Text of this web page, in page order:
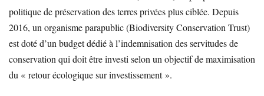
politique de préservation des terres privées plus ciblée. Depuis
2016, un organisme parapublic (Biodiversity Conservation Trust)
est doté d’un budget dédié à l’indemnisation des servitudes de
conservation qui doit être investi selon un objectif de maximisation
du « retour écologique sur investissement ».